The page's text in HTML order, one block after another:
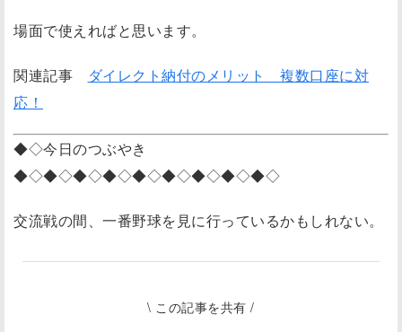
場面で使えればと思います。
関連記事
ダイレクト納付のメリット 複数口座に対
応！
◆◇今日のつぶやき
◆◇◆◇◆◇◆◇◆◇◆◇◆◇◆◇◆◇
交流戦の間、一番野球を見に行っているかもしれない。
\ この記事を共有 /